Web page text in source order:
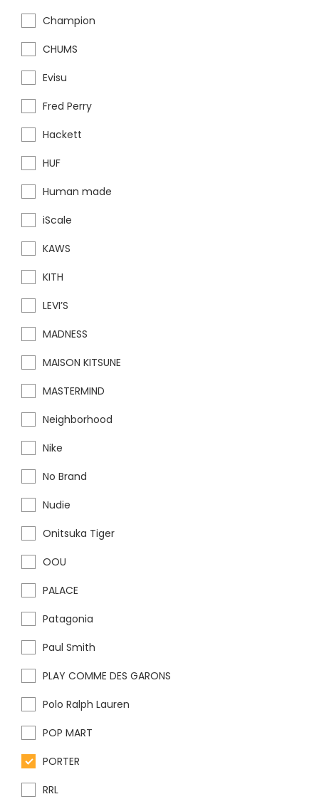
Champion
CHUMS
Evisu
Fred Perry
Hackett
HUF
Human made
iScale
KAWS
KITH
LEVI’S
MADNESS
MAISON KITSUNE
MASTERMIND
Neighborhood
Nike
No Brand
Nudie
Onitsuka Tiger
OOU
PALACE
Patagonia
Paul Smith
PLAY COMME DES GARONS
Polo Ralph Lauren
POP MART
PORTER
RRL